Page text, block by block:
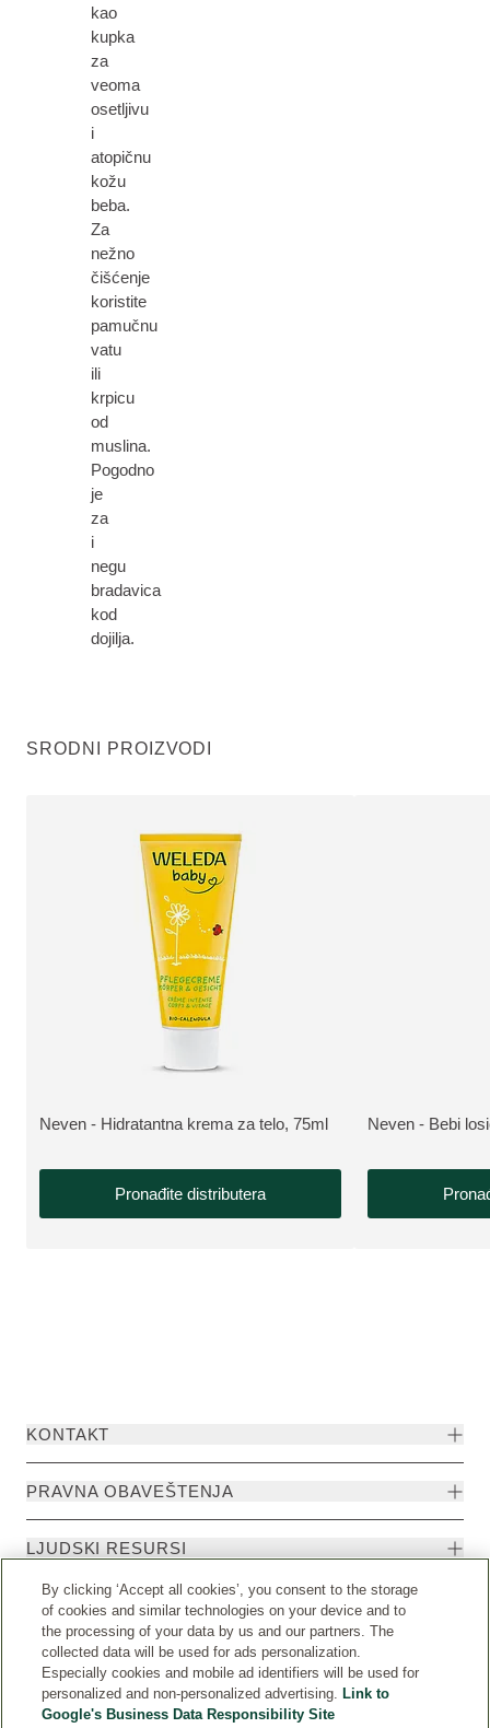
kao
kupka
za
veoma
osetljivu
i
atopičnu
kožu
beba.
Za
nežno
čišćenje
koristite
pamučnu
vatu
ili
krpicu
od
muslina.
Pogodno
je
za
i
negu
bradavica
kod
dojilja.
SRODNI PROIZVODI
VIŠE INFORMACIJA:
Neven - Hidratantna krema za telo, 75ml
Pronađite distributera
VIŠE
Neven - Bebi
KONTAKT
PRAVNA OBAVEŠTENJA
LJUDSKI RESURSI
By clicking ‘Accept all cookies’, you consent to the storage
of cookies and similar technologies on your device and to
the processing of your data by us and our partners. The
collected data will be used for ads personalization.
Especially cookies and mobile ad identifiers will be used for
personalized and non-personalized advertising. Link to
Google's Business Data Responsibility Site